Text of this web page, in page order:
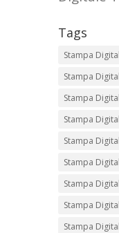
Tags
Stampa
Stampa
Stampa
Stampa
Stampa
Stampa
Stampa
Stampa
Stampa